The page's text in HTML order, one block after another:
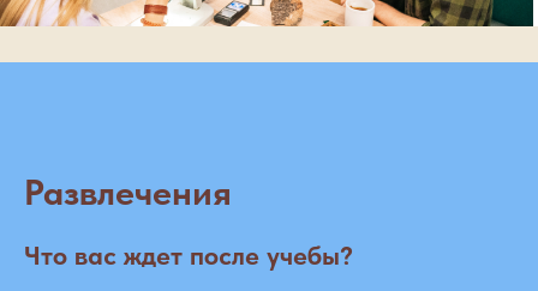
Развлечения
Что вас ждет после учебы?